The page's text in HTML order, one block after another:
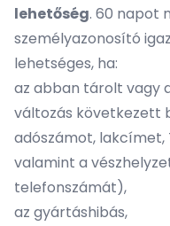
lehetőség. 60 napot
személyazonosító
lehetséges, ha:
az abban tárolt vagy
változás következett
adószámot, lakcímet,
valamint a
telefonszámát),
az gyártáshibás,